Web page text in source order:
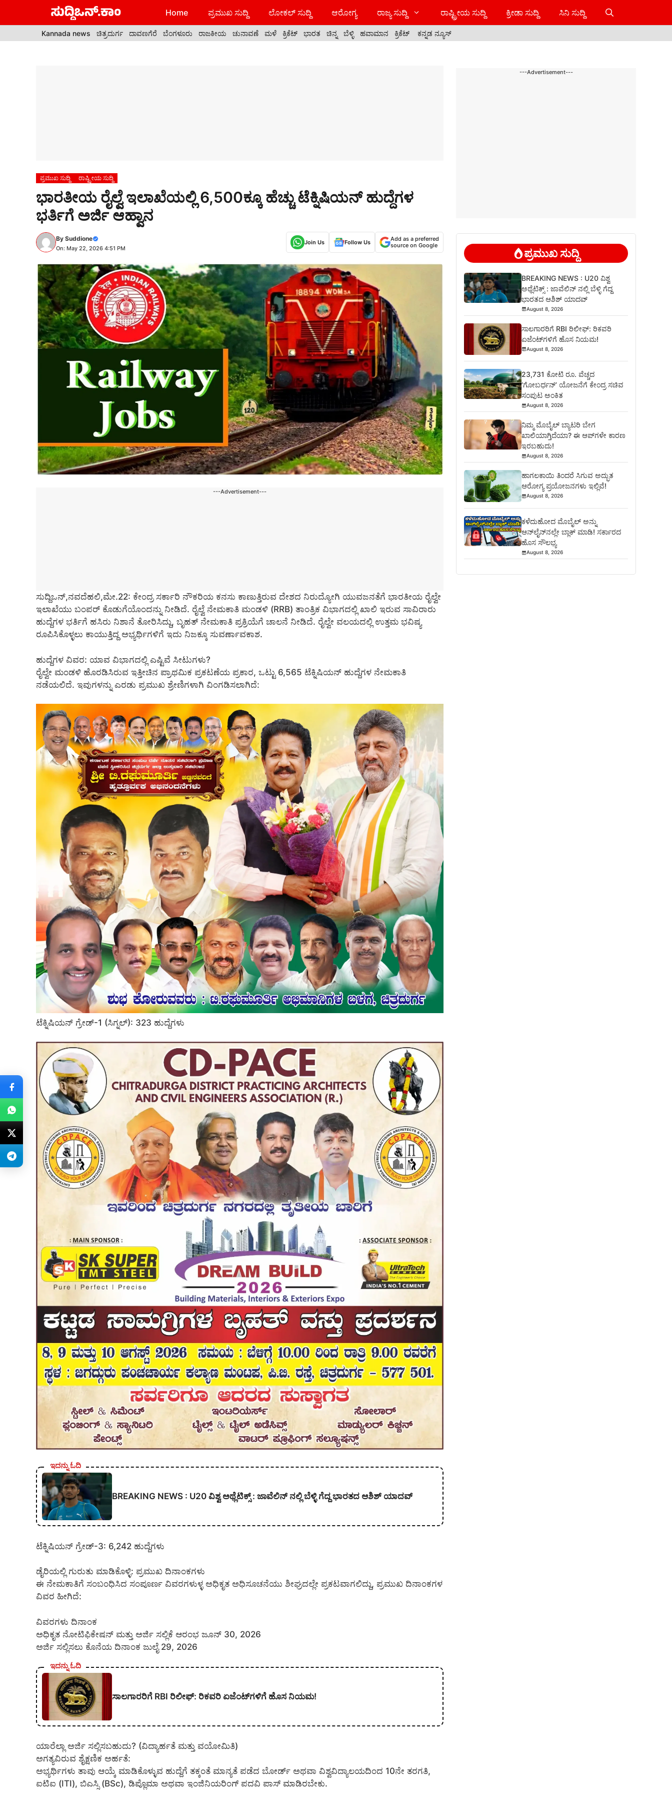
Home ಪ್ರಮುಖ ಸುದ್ದಿ ಲೋಕಲ್ ಸುದ್ದಿ ಆರೋಗ್ಯ ರಾಜ್ಯ ಸುದ್ದಿ ರಾಷ್ಟ್ರೀಯ ಸುದ್ದಿ ಕ್ರೀಡಾ ಸುದ್ದಿ ಸಿನಿ ಸುದ್ದಿ
Kannada news ಚಿತ್ರದುರ್ಗ ದಾವಣಗೆರೆ ಬೆಂಗಳೂರು ರಾಜಕೀಯ ಚುನಾವಣೆ ಮಳೆ ಕ್ರಿಕೆಟ್ ಭಾರತ ಚಿನ್ನ ಬೆಳ್ಳಿ ಹವಾಮಾನ ಕ್ರಿಕೆಟ್ ಕನ್ನಡ ನ್ಯೂಸ್
ಪ್ರಮುಖ ಸುದ್ದಿ ರಾಷ್ಟ್ರೀಯ ಸುದ್ದಿ
ಭಾರತೀಯ ರೈಲ್ವೆ ಇಲಾಖೆಯಲ್ಲಿ 6,500ಕ್ಕೂ ಹೆಚ್ಚು ಟೆಕ್ನಿಷಿಯನ್ ಹುದ್ದೆಗಳ
ಭರ್ತಿಗೆ ಅರ್ಜಿ ಆಹ್ವಾನ
By Suddione
On: May 22, 2026 4:51 PM
Join Us Follow Us
Add as a preferred
source on Google
---Advertisement---
ಸುದ್ದಿಒನ್,ನವದೆಹಲಿ,ಮೇ.22: ಕೇಂದ್ರ ಸರ್ಕಾರಿ ನೌಕರಿಯ ಕನಸು ಕಾಣುತ್ತಿರುವ ದೇಶದ ನಿರುದ್ಯೋಗಿ ಯುವಜನತೆಗೆ ಭಾರತೀಯ ರೈಲ್ವೇ
ಇಲಾಖೆಯು ಬಂಪರ್ ಕೊಡುಗೆಯೊಂದನ್ನು ನೀಡಿದೆ. ರೈಲ್ವೆ ನೇಮಕಾತಿ ಮಂಡಳಿ (RRB) ತಾಂತ್ರಿಕ ವಿಭಾಗದಲ್ಲಿ ಖಾಲಿ ಇರುವ ಸಾವಿರಾರು
ಹುದ್ದೆಗಳ ಭರ್ತಿಗೆ ಹಸಿರು ನಿಶಾನೆ ತೋರಿಸಿದ್ದು, ಬೃಹತ್ ನೇಮಕಾತಿ ಪ್ರಕ್ರಿಯೆಗೆ ಚಾಲನೆ ನೀಡಿದೆ. ರೈಲ್ವೇ ವಲಯದಲ್ಲಿ ಉತ್ತಮ ಭವಿಷ್ಯ
ರೂಪಿಸಿಕೊಳ್ಳಲು ಕಾಯುತ್ತಿದ್ದ ಅಭ್ಯರ್ಥಿಗಳಿಗೆ ಇದು ನಿಜಕ್ಕೂ ಸುವರ್ಣಾವಕಾಶ.
ಹುದ್ದೆಗಳ ವಿವರ: ಯಾವ ವಿಭಾಗದಲ್ಲಿ ಎಷ್ಟಿವೆ ಸೀಟುಗಳು?
ರೈಲ್ವೇ ಮಂಡಳಿ ಹೊರಡಿಸಿರುವ ಇತ್ತೀಚಿನ ಪ್ರಾಥಮಿಕ ಪ್ರಕಟಣೆಯ ಪ್ರಕಾರ, ಒಟ್ಟು 6,565 ಟೆಕ್ನಿಷಿಯನ್ ಹುದ್ದೆಗಳ ನೇಮಕಾತಿ
ನಡೆಯಲಿದೆ. ಇವುಗಳನ್ನು ಎರಡು ಪ್ರಮುಖ ಶ್ರೇಣಿಗಳಾಗಿ ವಿಂಗಡಿಸಲಾಗಿದೆ:
ಟೆಕ್ನಿಷಿಯನ್ ಗ್ರೇಡ್-1 (ಸಿಗ್ನಲ್): 323 ಹುದ್ದೆಗಳು
ಇದನ್ನು ಓದಿ
BREAKING NEWS : U20 ವಿಶ್ವ ಅಥ್ಲೆಟಿಕ್ಸ್‌ : ಜಾವೆಲಿನ್ ನಲ್ಲಿ ಬೆಳ್ಳಿ ಗೆದ್ದ ಭಾರತದ ಆಶಿಶ್ ಯಾದವ್
ಟೆಕ್ನಿಷಿಯನ್ ಗ್ರೇಡ್-3: 6,242 ಹುದ್ದೆಗಳು
ಡೈರಿಯಲ್ಲಿ ಗುರುತು ಮಾಡಿಕೊಳ್ಳಿ: ಪ್ರಮುಖ ದಿನಾಂಕಗಳು
ಈ ನೇಮಕಾತಿಗೆ ಸಂಬಂಧಿಸಿದ ಸಂಪೂರ್ಣ ವಿವರಗಳುಳ್ಳ ಅಧಿಕೃತ ಅಧಿಸೂಚನೆಯು ಶೀಘ್ರದಲ್ಲೇ ಪ್ರಕಟವಾಗಲಿದ್ದು, ಪ್ರಮುಖ ದಿನಾಂಕಗಳ
ವಿವರ ಹೀಗಿದೆ:
ವಿವರಗಳು ದಿನಾಂಕ
ಅಧಿಕೃತ ನೋಟಿಫಿಕೇಷನ್ ಮತ್ತು ಅರ್ಜಿ ಸಲ್ಲಿಕೆ ಆರಂಭ ಜೂನ್ 30, 2026
ಅರ್ಜಿ ಸಲ್ಲಿಸಲು ಕೊನೆಯ ದಿನಾಂಕ ಜುಲೈ 29, 2026
ಇದನ್ನು ಓದಿ
ಸಾಲಗಾರರಿಗೆ RBI ರಿಲೀಫ್‌: ರಿಕವರಿ ಏಜೆಂಟ್‌ಗಳಿಗೆ ಹೊಸ ನಿಯಮ!
ಯಾರೆಲ್ಲಾ ಅರ್ಜಿ ಸಲ್ಲಿಸಬಹುದು? (ವಿದ್ಯಾರ್ಹತೆ ಮತ್ತು ವಯೋಮಿತಿ)
ಅಗತ್ಯವಿರುವ ಶೈಕ್ಷಣಿಕ ಅರ್ಹತೆ:
ಅಭ್ಯರ್ಥಿಗಳು ತಾವು ಆಯ್ಕೆ ಮಾಡಿಕೊಳ್ಳುವ ಹುದ್ದೆಗೆ ತಕ್ಕಂತೆ ಮಾನ್ಯತೆ ಪಡೆದ ಬೋರ್ಡ್ ಅಥವಾ ವಿಶ್ವವಿದ್ಯಾಲಯದಿಂದ 10ನೇ ತರಗತಿ,
ಐಟಿಐ (ITI), ಬಿಎಸ್ಸಿ (BSc), ಡಿಪ್ಲೊಮಾ ಅಥವಾ ಇಂಜಿನಿಯರಿಂಗ್ ಪದವಿ ಪಾಸ್ ಮಾಡಿರಬೇಕು.
---Advertisement---
ಪ್ರಮುಖ ಸುದ್ದಿ
BREAKING NEWS : U20 ವಿಶ್ವ
ಅಥ್ಲೆಟಿಕ್ಸ್‌ : ಜಾವೆಲಿನ್ ನಲ್ಲಿ ಬೆಳ್ಳಿ ಗೆದ್ದ
ಭಾರತದ ಆಶಿಶ್ ಯಾದವ್
August 8, 2026
ಸಾಲಗಾರರಿಗೆ RBI ರಿಲೀಫ್‌: ರಿಕವರಿ
ಏಜೆಂಟ್‌ಗಳಿಗೆ ಹೊಸ ನಿಯಮ!
August 8, 2026
23,731 ಕೋಟಿ ರೂ. ವೆಚ್ಚದ
‘ಗೋಬರ್ಧನ್’ ಯೋಜನೆಗೆ ಕೇಂದ್ರ ಸಚಿವ
ಸಂಪುಟ ಅಂಕಿತ
August 8, 2026
ನಿಮ್ಮ ಮೊಬೈಲ್ ಬ್ಯಾಟರಿ ಬೇಗ
ಖಾಲಿಯಾಗ್ತಿದೆಯಾ? ಈ ಆಪ್‌ಗಳೇ ಕಾರಣ
ಇರಬಹುದು!
August 8, 2026
ಹಾಗಲಕಾಯಿ ತಿಂದರೆ ಸಿಗುವ ಅದ್ಭುತ
ಆರೋಗ್ಯ ಪ್ರಯೋಜನಗಳು ಇಲ್ಲಿವೆ!
August 8, 2026
ಕಳೆದುಹೋದ ಮೊಬೈಲ್ ಅನ್ನು
ಆನ್‌ಲೈನ್‌ನಲ್ಲೇ ಬ್ಲಾಕ್ ಮಾಡಿ! ಸರ್ಕಾರದ
ಹೊಸ ಸೌಲಭ್ಯ
August 8, 2026